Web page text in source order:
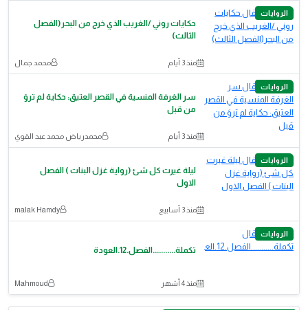
الروايات
حكايات روني /الغريب الذي خرج من البحر(الفصل
الثالث)
منذ 3 أيام محمد جمال
الروايات
سر الغرفة المنسية في القصر العتيق: حكاية لم تروَ
من قبل
منذ 3 أيام محمدرياض محمد عبد القوي
الروايات
ليلة غيرت كل شئ (رواية غزل البنات ) الفصل
الاول
منذ 3 أسابيع malak Hamdy
الروايات
تكملة...........الفصل.12.العودة
منذ 4 أشهر Mahmoud